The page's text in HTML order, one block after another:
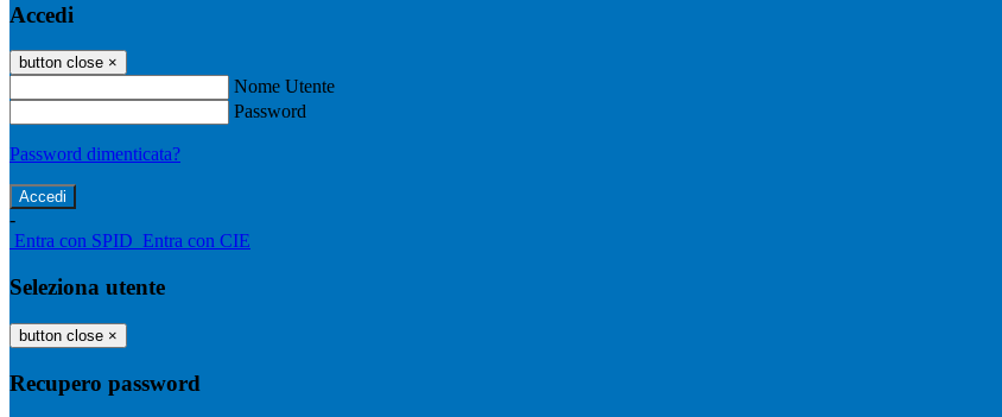
Accedi
button close ×
Nome Utente
Password
Password dimenticata?
-
Entra con SPID Entra con CIE
Seleziona utente
button close ×
Recupero password